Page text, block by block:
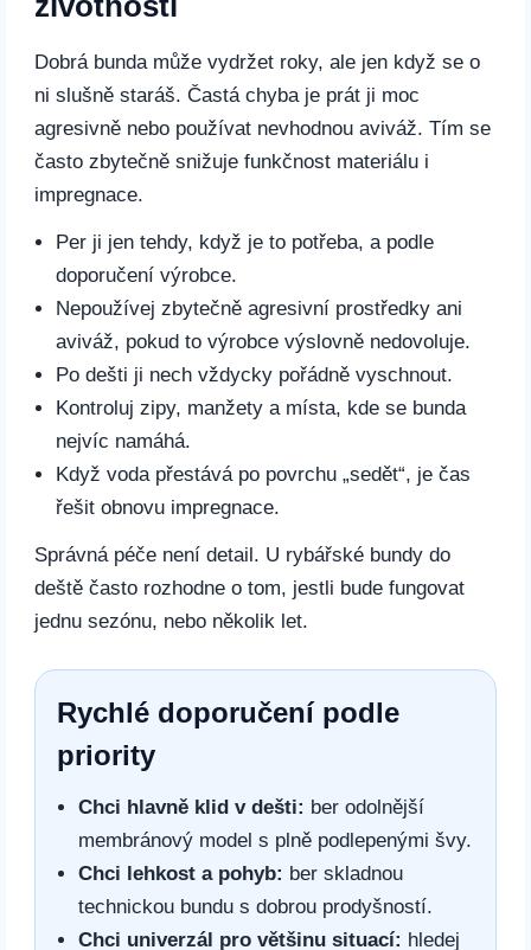
Dobrá bunda může vydržet roky, ale jen když se o
ni slušně staráš. Častá chyba je prát ji moc
agresivně nebo používat nevhodnou aviváž. Tím se
často zbytečně snižuje funkčnost materiálu i
impregnace.
Per ji jen tehdy, když je to potřeba, a podle
doporučení výrobce.
Nepoužívej zbytečně agresivní prostředky ani
aviváž, pokud to výrobce výslovně nedovoluje.
Po dešti ji nech vždycky pořádně vyschnout.
Kontroluj zipy, manžety a místa, kde se bunda
nejvíc namáhá.
Když voda přestává po povrchu „sedět“, je čas
řešit obnovu impregnace.
Správná péče není detail. U rybářské bundy do
deště často rozhodne o tom, jestli bude fungovat
jednu sezónu, nebo několik let.
Rychlé doporučení podle
priority
Chci hlavně klid v dešti: ber odolnější
membránový model s plně podlepenými švy.
Chci lehkost a pohyb: ber skladnou
technickou bundu s dobrou prodyšností.
Chci univerzál pro většinu situací: hledej